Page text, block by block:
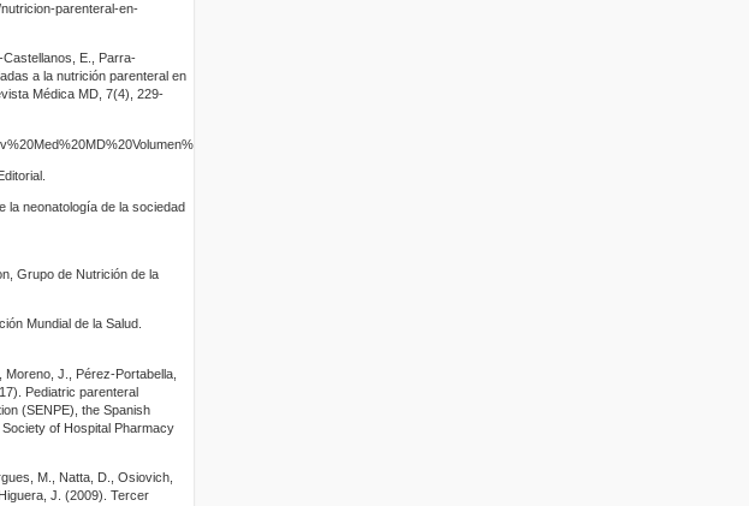
parenteral-en-
Castellanos, E., Parra-
a la nutrición parenteral en
Médica MD, 7(4), 229-
la neonatología de la sociedad
Grupo de Nutrición de la
Mundial de la Salud.
J., Pérez-Portabella,
Pediatric parenteral
(SENPE), the Spanish
of Hospital Pharmacy
M., Natta, D., Osiovich,
J. (2009). Tercer